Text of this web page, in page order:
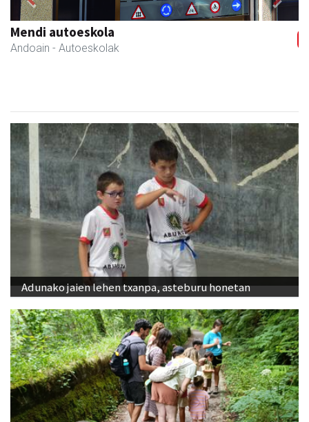
Zabala bitxitegia
Andoain - Bitxitegiak
Previous Next
Adunako jaien lehen txanpa, asteburu honetan